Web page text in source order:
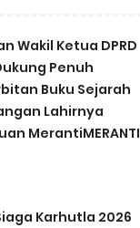
Wakil Ketua DPRD
Penuh
Buku Sejarah
Lahirnya
MerantiMERANTI
Karhutla 2026